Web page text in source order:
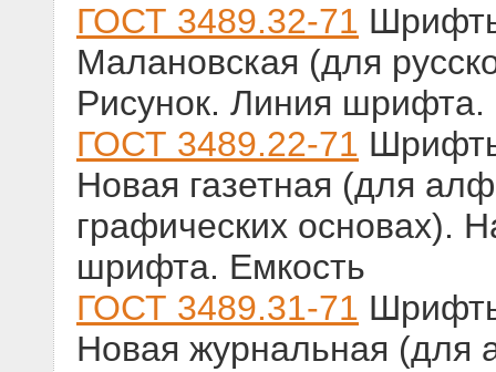
ГОСТ 3489.32-71
Малановская (для
Рисунок. Линия шрифта.
ГОСТ 3489.22-71
Новая газетная (для
графических основах).
шрифта. Емкость
ГОСТ 3489.31-71
Новая журнальная (для